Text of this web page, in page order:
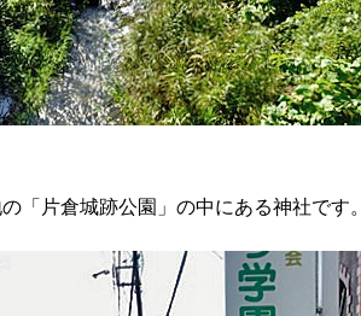
「片倉城跡公園」の中にある神社です。